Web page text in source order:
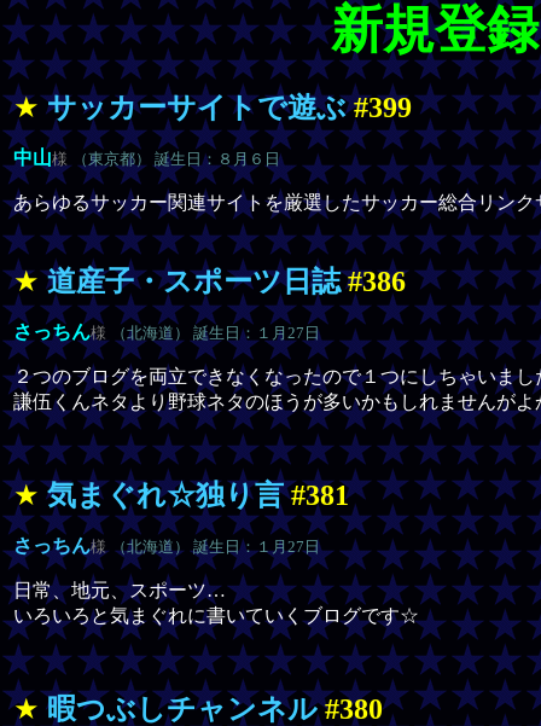
新規登
★サッカーサイトで遊ぶ #399
中山様 （東京都） 誕生日：８月６日
あらゆるサッカー関連サイトを厳選したサッカー総合リンク
★道産子・スポーツ日誌 #386
さっちん様 （北海道） 誕生日：１月27日
２つのブログを両立できなくなったので１つにしちゃいまし
謙伍くんネタより野球ネタのほうが多いかもしれませんがよ
★気まぐれ☆独り言 #381
さっちん様 （北海道） 誕生日：１月27日
日常、地元、スポーツ…
いろいろと気まぐれに書いていくブログです☆
★暇つぶしチャンネル #380